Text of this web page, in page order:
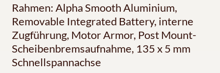
Rahmen: Alpha Smooth Aluminium,
Removable Integrated Battery, interne
Zugführung, Motor Armor, Post Mount-
Scheibenbremsaufnahme, 135 x 5 mm
Schnellspannachse